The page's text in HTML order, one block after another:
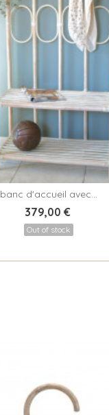
banc d'accueil avec...
379,00 €
Out of stock